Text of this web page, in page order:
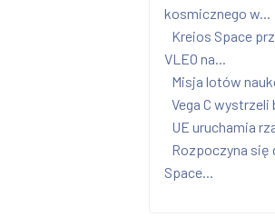
kosmicznego w...
Kreios Space
VLEO na...
Misja lotów
Vega C
UE uruchamia
Rozpoczyna się
Space...